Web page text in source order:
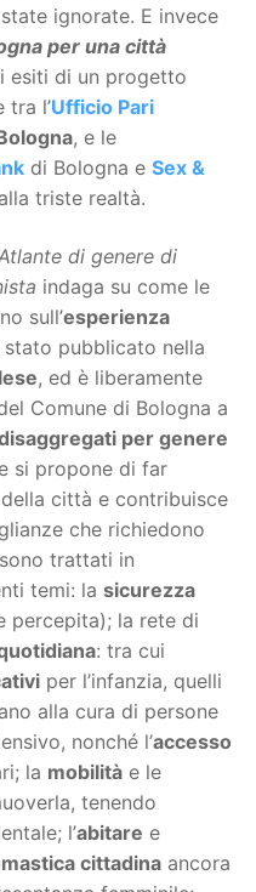
ignorate. E invece
per una città
esiti di un progetto
tra l’Ufficio Pari
, e le
di Bologna e Sex &
triste realtà.
di genere di
indaga su come le
sull’esperienza
stato pubblicato nella
, ed è liberamente
Comune di Bologna a
per genere
si propone di far
città e contribuisce
che richiedono
trattati in
temi: la sicurezza
percepita); la rete di
: tra cui
per l’infanzia, quelli
alla cura di persone
nonché l’accesso
la mobilità e le
tenendo
l’abitare e
cittadina ancora